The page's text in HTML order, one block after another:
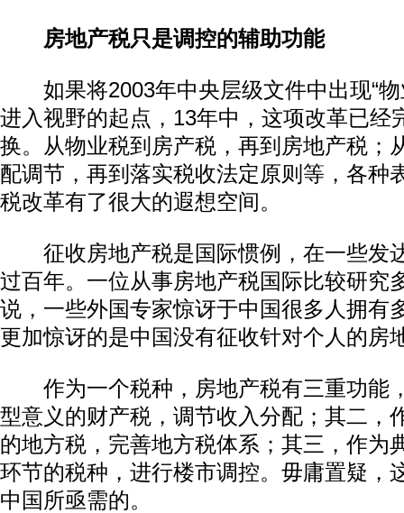
房地产税只是调控的辅助功能
如果将2003年中央层级文件中出现“物
进入视野的起点，13年中，这项改革已经
换。从物业税到房产税，再到房地产税；
配调节，再到落实税收法定原则等，各种
税改革有了很大的遐想空间。
征收房地产税是国际惯例，在一些发
过百年。一位从事房地产税国际比较研究
说，一些外国专家惊讶于中国很多人拥有
更加惊讶的是中国没有征收针对个人的房
作为一个税种，房地产税有三重功能
型意义的财产税，调节收入分配；其二，
的地方税，完善地方税体系；其三，作为
环节的税种，进行楼市调控。毋庸置疑，
中国所亟需的。
动物系恋人啊 | 钟欣潼体验爱情哲学 南